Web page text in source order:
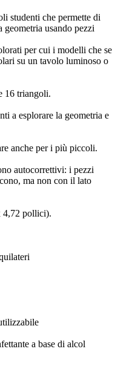
studenti che permette di
usando pezzi
per cui i modelli che se
su un tavolo luminoso o
16 triangoli.
a esplorare la geometria e
anche per i più piccoli.
autocorrettivi: i pezzi
ma non con il lato
4,72 pollici).
a base di alcol